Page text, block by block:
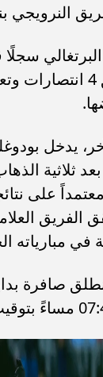
النرويجي
سجلًا
الأخيرة، إذ حقق 4
يدخل
ثلاثية
على
في مبارياته
صافرة